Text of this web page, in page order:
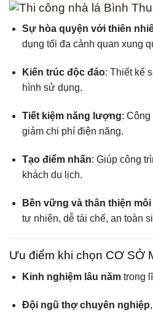
Sự hòa quyện với thiên
dụng tối đa cảnh quan xung
Kiến trúc độc đáo: Thiết kế
hình sử dụng.
Tiết kiệm năng lượng: Công
giảm chi phí điện năng.
Tạo điểm nhấn: Giúp công
khách du lịch.
Bền vững và thân thiện
tự nhiên, dễ tái chế, an toàn
Ưu điểm khi chọn CƠ SỞ
Kinh nghiệm lâu nămtrong
Đội ngũ thợ chuyên nghiệp